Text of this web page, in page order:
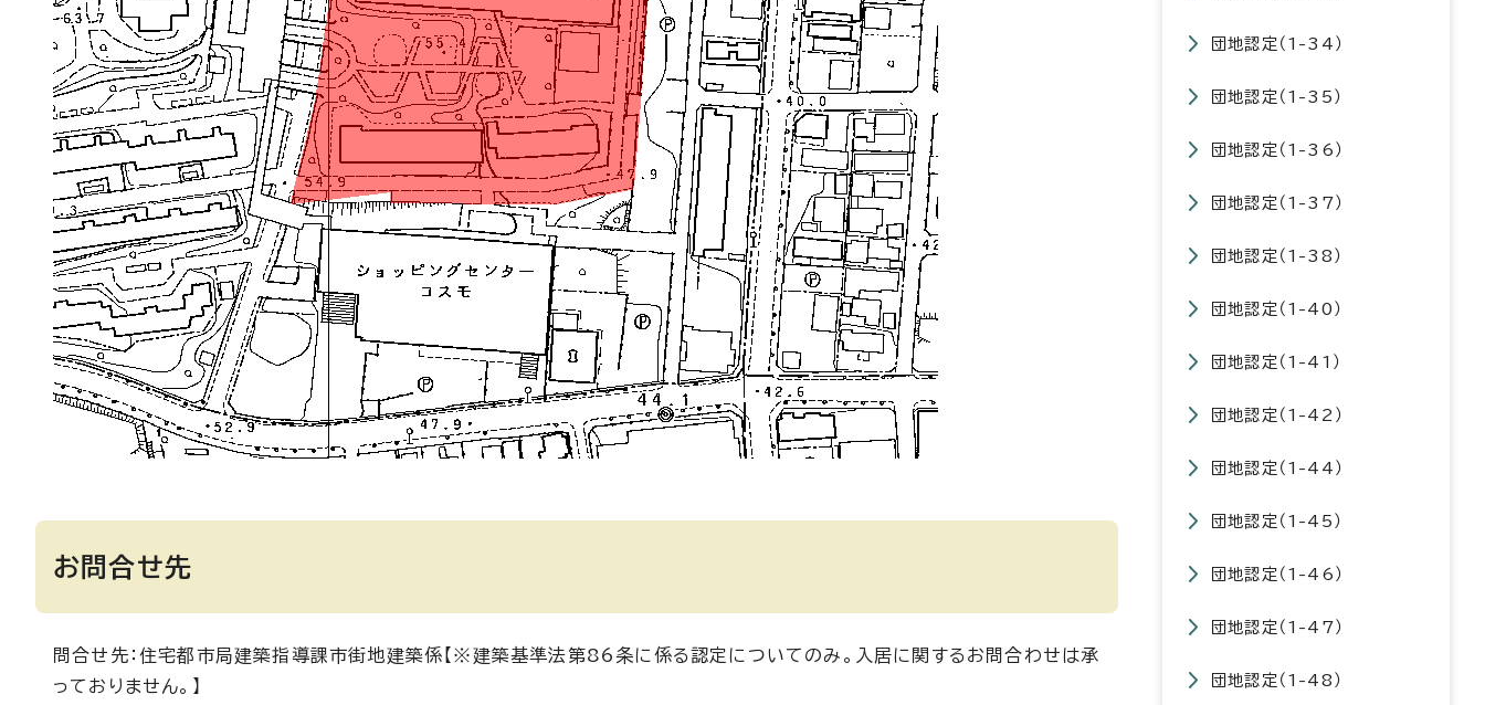
お問合せ先
問合せ先：住宅都市局建築指導課市街地建築係【※建築基準法第86条に係る認定についてのみ。入居に関するお問合わせは承
っておりません。】
団地認定（1-34）
団地認定（1-35）
団地認定（1-36）
団地認定（1-37）
団地認定（1-38）
団地認定（1-40）
団地認定（1-41）
団地認定（1-42）
団地認定（1-44）
団地認定（1-45）
団地認定（1-46）
団地認定（1-47）
団地認定（1-48）